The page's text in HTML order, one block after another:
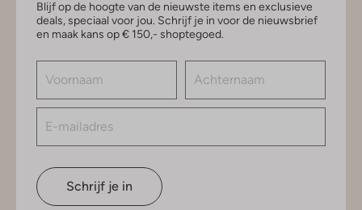
Blijf op de hoogte van de nieuwste items en exclusieve
deals, speciaal voor jou. Schrijf je in voor de nieuwsbrief
en maak kans op € 150,- shoptegoed.
Schrijf je in